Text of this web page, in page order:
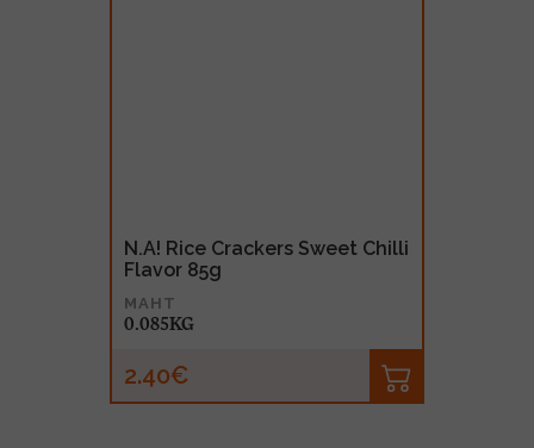
N.A! Rice Crackers Sweet Chilli
Flavor 85g
MAHT
0.085KG
2.40€